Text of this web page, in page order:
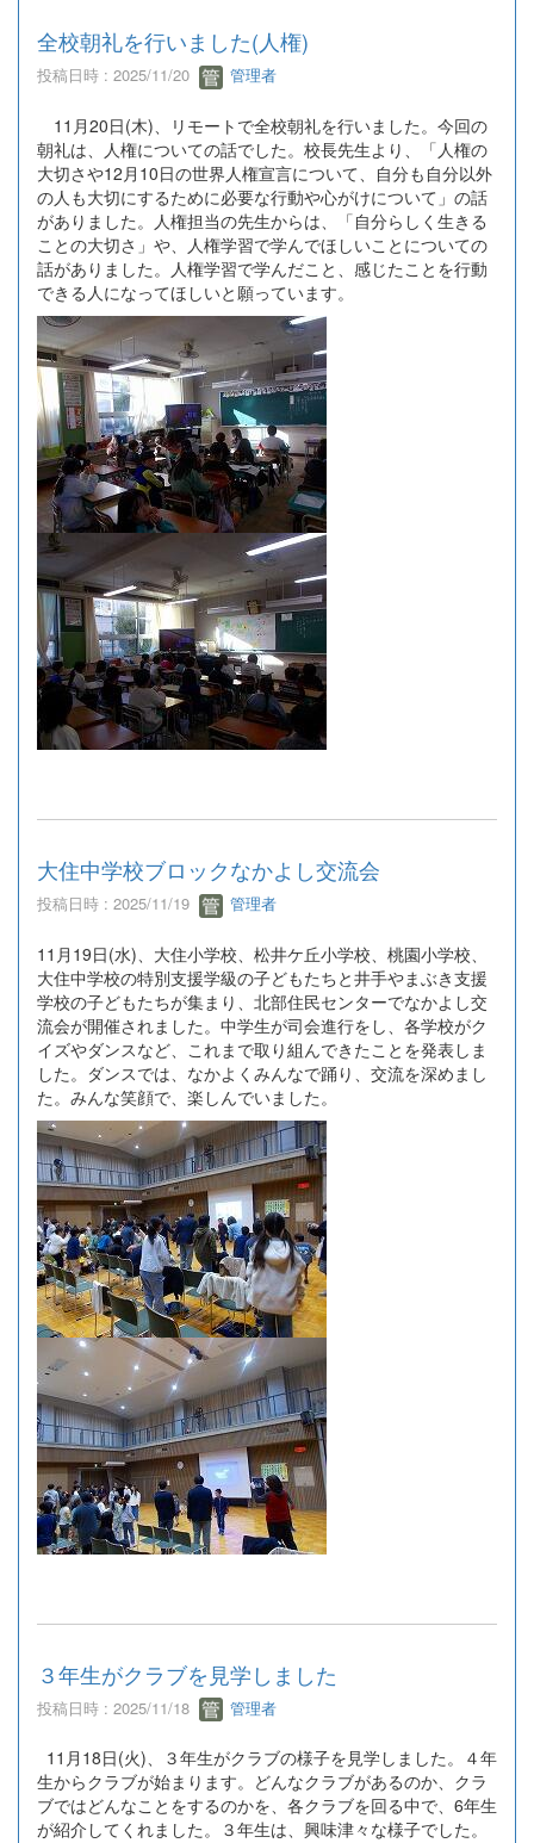
全校朝礼を行いました(人権)
投稿日時 : 2025/11/20 管理者
11月20日(木)、リモートで全校朝礼を行いました。今回の
朝礼は、人権についての話でした。校長先生より、「人権の
大切さや12月10日の世界人権宣言について、自分も自分以外
の人も大切にするために必要な行動や心がけについて」の話
がありました。人権担当の先生からは、「自分らしく生きる
ことの大切さ」や、人権学習で学んでほしいことについての
話がありました。人権学習で学んだこと、感じたことを行動
できる人になってほしいと願っています。
大住中学校ブロックなかよし交流会
投稿日時 : 2025/11/19 管理者
11月19日(水)、大住小学校、松井ケ丘小学校、桃園小学校、
大住中学校の特別支援学級の子どもたちと井手やまぶき支援
学校の子どもたちが集まり、北部住民センターでなかよし交
流会が開催されました。中学生が司会進行をし、各学校がク
イズやダンスなど、これまで取り組んできたことを発表しま
した。ダンスでは、なかよくみんなで踊り、交流を深めまし
た。みんな笑顔で、楽しんでいました。
３年生がクラブを見学しました
投稿日時 : 2025/11/18 管理者
11月18日(火)、３年生がクラブの様子を見学しました。４年
生からクラブが始まります。どんなクラブがあるのか、クラ
ブではどんなことをするのかを、各クラブを回る中で、6年生
が紹介してくれました。３年生は、興味津々な様子でした。